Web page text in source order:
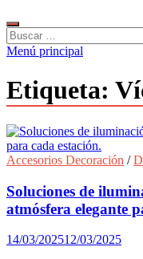
Buscar:
Menú principal
Etiqueta:
Accesorios Decoración /
Soluciones de
atmósfera elegante
14/03/202512/03/2025